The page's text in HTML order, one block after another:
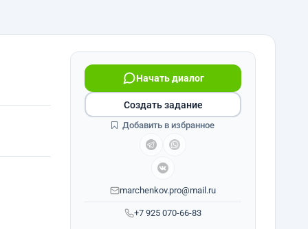
+7 925 070-66-83
Начать диалог
marchenkov.pro@mail.ru
Создать задание
Добавить в избранное